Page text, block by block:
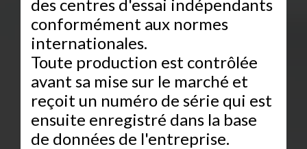
des centres d'essai indépendants
conformément aux normes
internationales.
Toute production est contrôlée
avant sa mise sur le marché et
reçoit un numéro de série qui est
ensuite enregistré dans la base
de données de l'entreprise.